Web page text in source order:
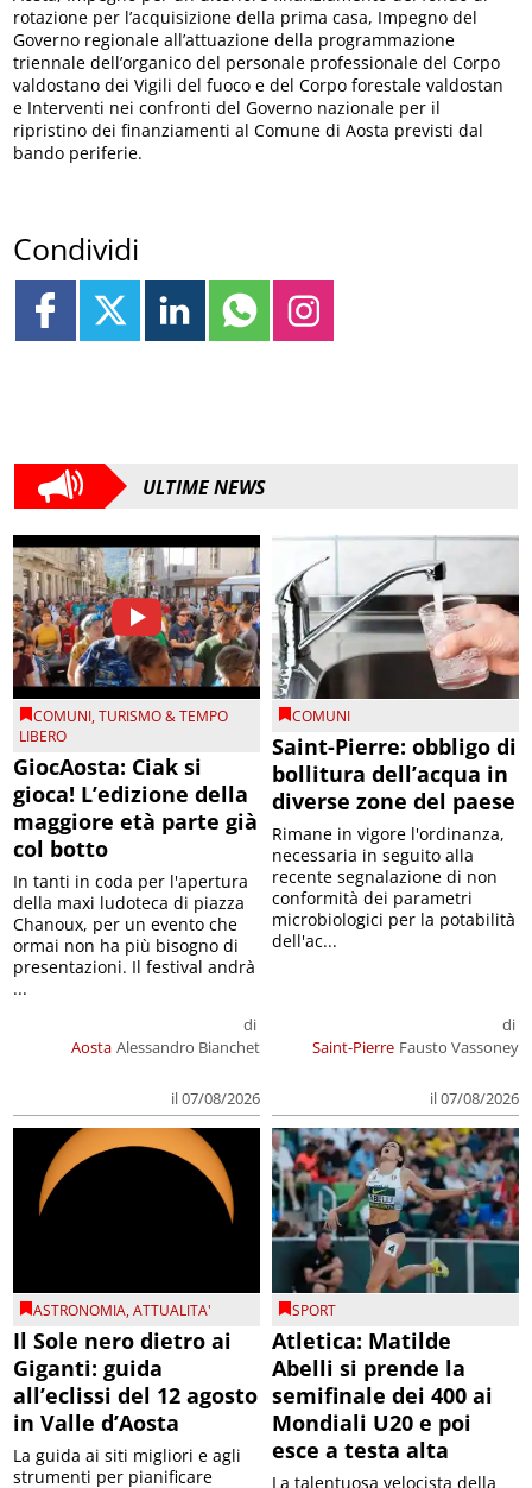
rotazione per l’acquisizione della prima casa, Impegno del
Governo regionale all’attuazione della programmazione
triennale dell’organico del personale professionale del Corpo
valdostano dei Vigili del fuoco e del Corpo forestale valdostan
e Interventi nei confronti del Governo nazionale per il
ripristino dei finanziamenti al Comune di Aosta previsti dal
bando periferie.
Condividi
ULTIME NEWS
COMUNI,TURISMO & TEMPO
LIBERO
GiocAosta: Ciak si
gioca! L’edizione della
maggiore età parte già
col botto
Aosta
di
Alessandro Bianchet
il 07/08/2026
In tanti in coda per l'apertura
della maxi ludoteca di piazza
Chanoux, per un evento che
ormai non ha più bisogno di
presentazioni. Il festival andrà
...
COMUNI
Saint-Pierre: obbligo di
bollitura dell’acqua in
diverse zone del paese
Saint-Pierre
di
Fausto Vassoney
il 07/08/2026
Rimane in vigore l'ordinanza,
necessaria in seguito alla
recente segnalazione di non
conformità dei parametri
microbiologici per la potabilità
dell'ac...
ASTRONOMIA,ATTUALITA'
Il Sole nero dietro ai
Giganti: guida
all’eclissi del 12 agosto
in Valle d’Aosta
La guida ai siti migliori e agli
strumenti per pianificare
SPORT
Atletica: Matilde
Abelli si prende la
semifinale dei 400 ai
Mondiali U20 e poi
esce a testa alta
La talentuosa velocista della